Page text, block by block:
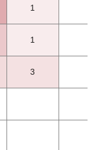
1
1
3